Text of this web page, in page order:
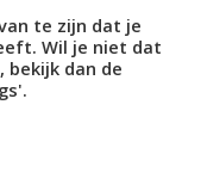
te zijn dat je
Wil je niet dat
bekijk dan de